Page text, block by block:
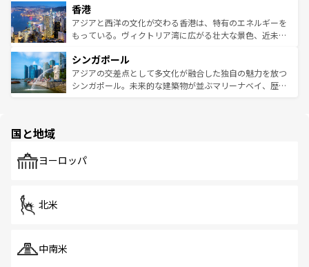
とつ。フォーやバインミー、ベトナムコーヒーなどは、ぜ
ひ現地で味わいたい。どの地域を訪れてもあたたかい人々
が旅行者を迎えてくれるので、きっと忘れられない旅にな
参照してほしい。
の活気が交差している。北部ではチェンマイなどの山岳地
帯で自然と触れ合い、南部ではプーケットやクラビの美し
いビーチでリゾート気分を楽しむことができる。タイ料理
激する。気候は一年中温暖で、どの季節にも異なる楽しみ
が待っている。親しみやすいタイの人々、仏教を中心とし
た文化、そして多様な観光資源が、訪れる旅人を魅了し続
香港
アジアと西洋の文化が交わる香港は、特有のエネルギーを
もっている。ヴィクトリア湾に広がる壮大な景色、近未来
み、どこを訪れても感動するはず。観光スポットが密集し
ており、効率よく見どころを回れるのも魅力。息をのむよ
うな絶景から文化的な体験まで、香港を存分に楽しみ尽く
シンガポール
アジアの交差点として多文化が融合した独自の魅力を放つ
シンガポール。未来的な建築物が並ぶマリーナベイ、歴史
で、ホーカーズは地元の風情を楽しめる外せないスポット
国と地域
ヨーロッパ
北米
中南米